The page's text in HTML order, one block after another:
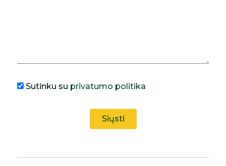
Sutinku su privatumo politika